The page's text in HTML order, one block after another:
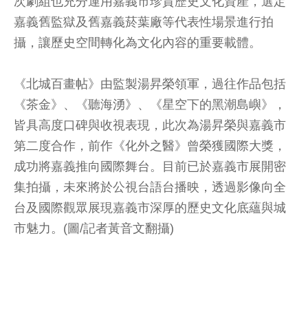
嘉義舊監獄及舊嘉義菸葉廠等代表性場景進行拍
攝，讓歷史空間轉化為文化內容的重要載體。
《北城百畫帖》由監製湯昇榮領軍，過往作品包括
《茶金》、《聽海湧》、《星空下的黑潮島嶼》，
皆具高度口碑與收視表現，此次為湯昇榮與嘉義市
第二度合作，前作《化外之醫》曾榮獲國際大獎，
成功將嘉義推向國際舞台。目前已於嘉義市展開密
集拍攝，未來將於公視台語台播映，透過影像向全
台及國際觀眾展現嘉義市深厚的歷史文化底蘊與城
市魅力。(圖/記者黃音文翻攝)